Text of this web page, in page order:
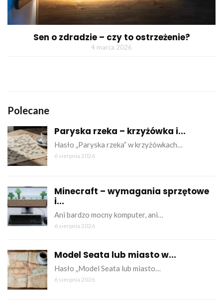
Sen o zdradzie – czy to ostrzeżenie?
4 marca 2026
Polecane
Paryska rzeka – krzyżówka i...
Hasło „Paryska rzeka” w krzyżówkach…
6 sierpnia 2026
Minecraft – wymagania sprzętowe
i...
Ani bardzo mocny komputer, ani…
6 sierpnia 2026
Model Seata lub miasto w...
Hasło „Model Seata lub miasto…
6 sierpnia 2026